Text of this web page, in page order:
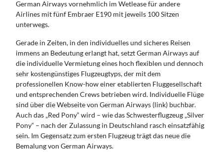
German Airways vornehmlich im Wetlease für andere
Airlines mit fünf Embraer E190 mit jeweils 100 Sitzen
unterwegs.
Gerade in Zeiten, in den individuelles und sicheres Reisen
immens an Bedeutung erlangt hat, setzt German Airways auf
die individuelle Vermietung eines hoch flexiblen und dennoch
sehr kostengünstiges Flugzeugtyps, der mit dem
professionellen Know-how einer etablierten Fluggesellschaft
und entsprechenden Crews betrieben wird. Individuelle Flüge
sind über die Webseite von German Airways (link) buchbar.
Auch das „Red Pony“ wird – wie das Schwesterflugzeug „Silver
Pony“ – nach der Zulassung in Deutschland rasch einsatzfähig
sein. Im Gegensatz zum ersten Flugzeug trägt das neue die
Bemalung von German Airways.